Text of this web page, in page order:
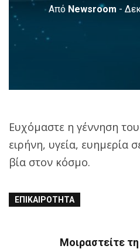
Από Newsroom -
Ευχόμαστε η γέννηση
ειρήνη, υγεία, ευημερία
βία στον κόσμο.
ΕΠΙΚΑΙΡΌΤΗΤΑ
Μοιραστείτε